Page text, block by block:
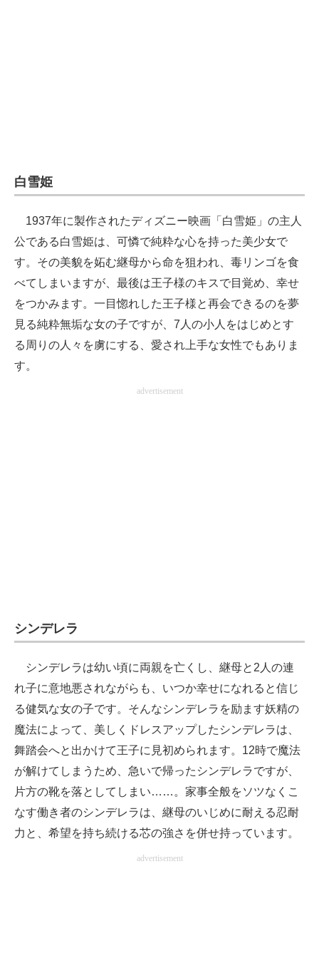
白雪姫
1937年に製作されたディズニー映画「白雪姫」の主人
公である白雪姫は、可憐で純粋な心を持った美少女で
す。その美貌を妬む継母から命を狙われ、毒リンゴを食
べてしまいますが、最後は王子様のキスで目覚め、幸せ
をつかみます。一目惚れした王子様と再会できるのを夢
見る純粋無垢な女の子ですが、7人の小人をはじめとす
る周りの人々を虜にする、愛され上手な女性でもありま
す。
advertisement
シンデレラ
シンデレラは幼い頃に両親を亡くし、継母と2人の連
れ子に意地悪されながらも、いつか幸せになれると信じ
る健気な女の子です。そんなシンデレラを励ます妖精の
魔法によって、美しくドレスアップしたシンデレラは、
舞踏会へと出かけて王子に見初められます。12時で魔法
が解けてしまうため、急いで帰ったシンデレラですが、
片方の靴を落としてしまい……。家事全般をソツなくこ
なす働き者のシンデレラは、継母のいじめに耐える忍耐
力と、希望を持ち続ける芯の強さを併せ持っています。
advertisement